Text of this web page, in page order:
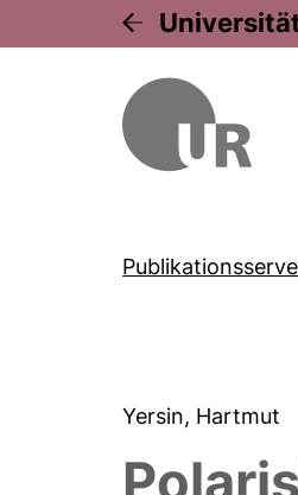
Yersin, Hartmut